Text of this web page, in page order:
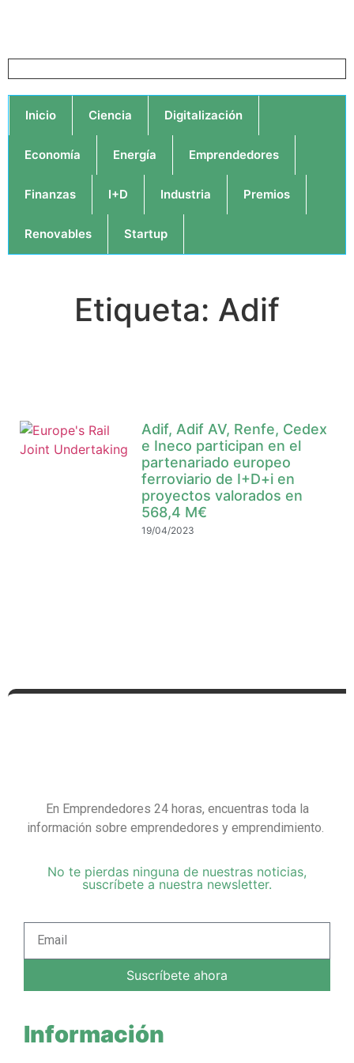
Inicio Ciencia Digitalización
Economía Energía Emprendedores
Finanzas I+D Industria Premios
Renovables Startup
Etiqueta: Adif
Adif, Adif AV, Renfe, Cedex
e Ineco participan en el
partenariado europeo
ferroviario de I+D+i en
proyectos valorados en
568,4 M€
19/04/2023
En Emprendedores 24 horas, encuentras toda la
información sobre emprendedores y emprendimiento.
No te pierdas ninguna de nuestras noticias,
suscríbete a nuestra newsletter.
Suscríbete ahora
Información